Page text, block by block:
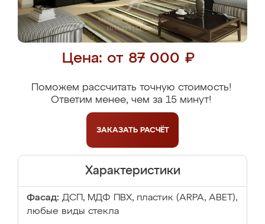
Цена: от 87 000 ₽
Поможем рассчитать точную стоимость!
Ответим менее, чем за 15 минут!
ЗАКАЗАТЬ РАСЧЁТ
Характеристики
Фасад: ДСП, МДФ ПВХ, пластик (ARPA, ABET),
любые виды стекла